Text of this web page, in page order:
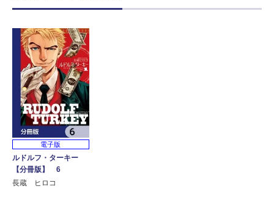
電子版
ルドルフ・ターキー
【分冊版】 6
長蔵 ヒロコ